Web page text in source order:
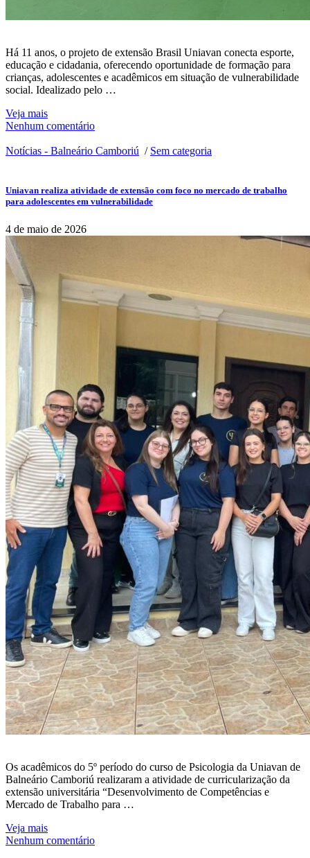
Há 11 anos, o projeto de extensão Brasil Uniavan conecta esporte,
educação e cidadania, oferecendo oportunidade de formação para
crianças, adolescentes e acadêmicos em situação de vulnerabilidade
social. Idealizado pelo …
Veja mais
Nenhum comentário
Notícias - Balneário Camboriú / Sem categoria
Uniavan realiza atividade de extensão com foco no mercado de trabalho
para adolescentes em vulnerabilidade
4 de maio de 2026
Os acadêmicos do 5º período do curso de Psicologia da Uniavan de
Balneário Camboriú realizaram a atividade de curricularização da
extensão universitária “Desenvolvimento de Competências e
Mercado de Trabalho para …
Veja mais
Nenhum comentário